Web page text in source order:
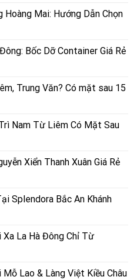
Hoàng Mai: Hướng Dẫn Chọn
Bốc Dỡ Container Giá Rẻ
Trung Văn? Có mặt sau 15
Nam Từ Liêm Có Mặt Sau
Xiển Thanh Xuân Giá Rẻ
Splendora Bắc An Khánh
Xa La Hà Đông Chỉ Từ
Lao & Làng Việt Kiều Châu